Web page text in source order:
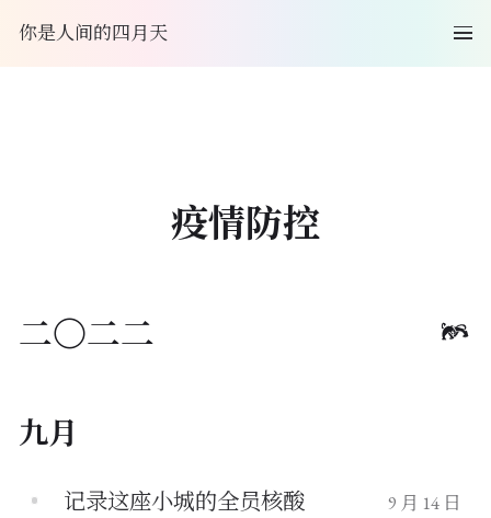
你是人间的四月天
疫情防控
二〇二二
九月
记录这座小城的全员核酸 9 月 14 日